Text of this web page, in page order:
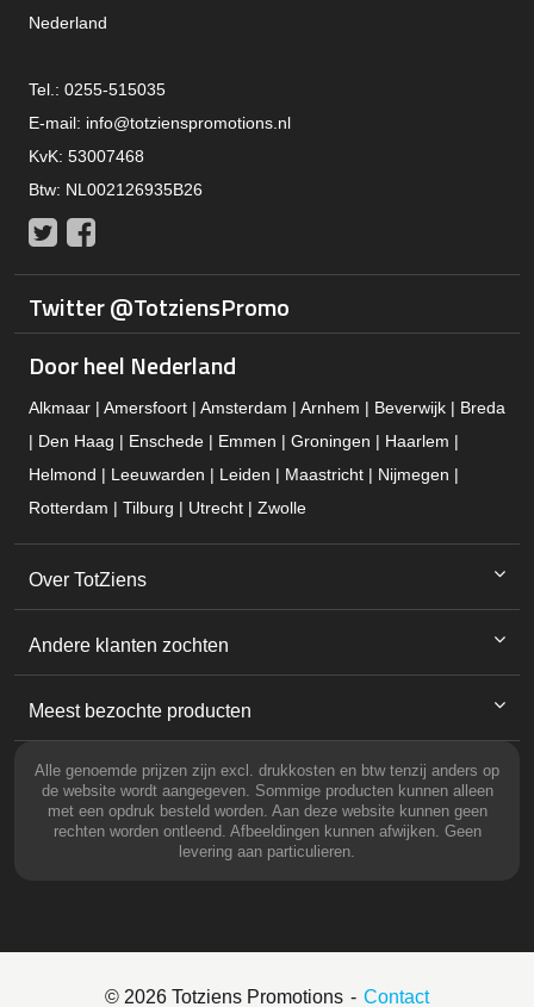
Nederland
Tel.: 0255-515035
E-mail: info@totzienspromotions.nl
KvK: 53007468
Btw: NL002126935B26
Twitter
Twitter @TotziensPromo
Door heel Nederland
Alkmaar | Amersfoort | Amsterdam | Arnhem | Beverwijk | Breda
| Den Haag | Enschede | Emmen | Groningen | Haarlem |
Helmond | Leeuwarden | Leiden | Maastricht | Nijmegen |
Rotterdam | Tilburg | Utrecht | Zwolle
Over TotZiens
Andere klanten zochten
Meest bezochte producten
Alle genoemde prijzen zijn excl. drukkosten en btw tenzij anders op
de website wordt aangegeven. Sommige producten kunnen alleen
met een opdruk besteld worden. Aan deze website kunnen geen
rechten worden ontleend. Afbeeldingen kunnen afwijken. Geen
levering aan particulieren.
© 2026 Totziens Promotions Contact